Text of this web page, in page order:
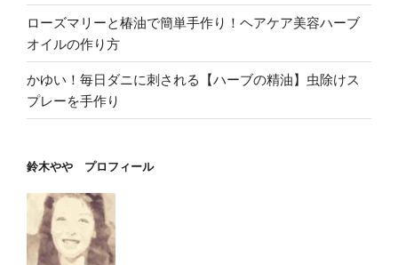
ローズマリーと椿油で簡単手作り！ヘアケア美容ハーブ
オイルの作り方
かゆい！毎日ダニに刺される【ハーブの精油】虫除けス
プレーを手作り
鈴木やや プロフィール